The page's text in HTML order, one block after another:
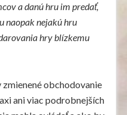
a danú hru im predať,
naopak nejakú hru
hry blízkemu
zmienené obchodovanie
ani viac podrobnejších